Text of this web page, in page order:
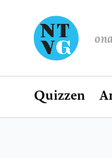
Home
Quizzen